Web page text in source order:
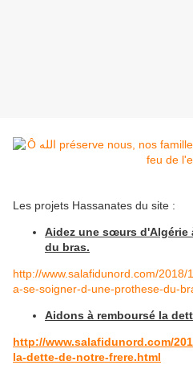
Les projets Hassanates du site :
Aidez une sœurs d'Algérie
du bras.
http://www.salafidunord.com/
a-se-soigner-d-une-prothese-du-
Aidons à remboursé la
http://www.salafidunord.com/
la-dette-de-notre-frere.html